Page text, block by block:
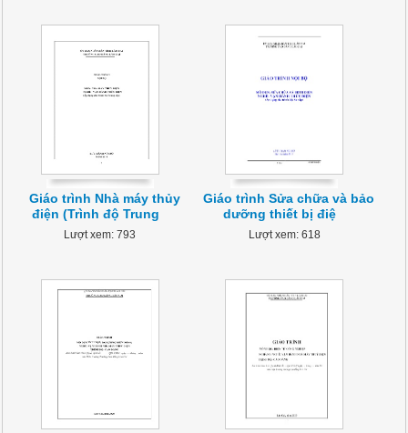
Giáo trình Nhà máy thủy
điện (Trình độ Trung
Lượt xem: 793
Giáo trình Sửa chữa và bảo
dưỡng thiết bị điệ
Lượt xem: 618